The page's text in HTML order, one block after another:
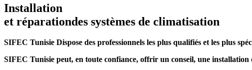
Installation
et réparationdes systèmes de climatisation
SIFEC Tunisie Dispose des professionnels les plus qualifiés et les plus
SIFEC Tunisie peut, en toute confiance, offrir un conseil, une installation